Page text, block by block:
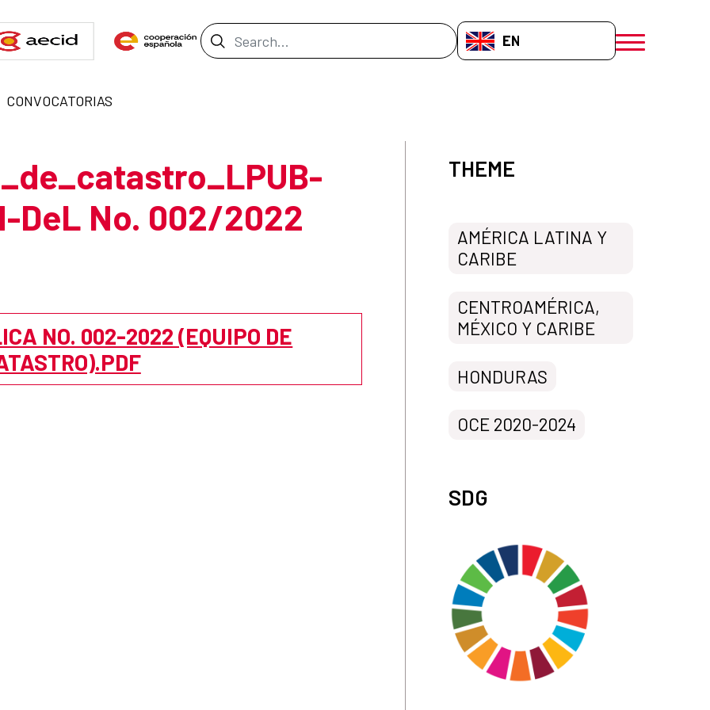
Search Bar EN-GB
menú móvil
CONVOCATORIAS
DeL No. 002/2022
NO. 002-2022 (EQUIPO DE
THEME
AMÉRICA LATINA Y
CARIBE
CENTROAMÉRICA,
MÉXICO Y CARIBE
HONDURAS
OCE 2020-2024
SDG